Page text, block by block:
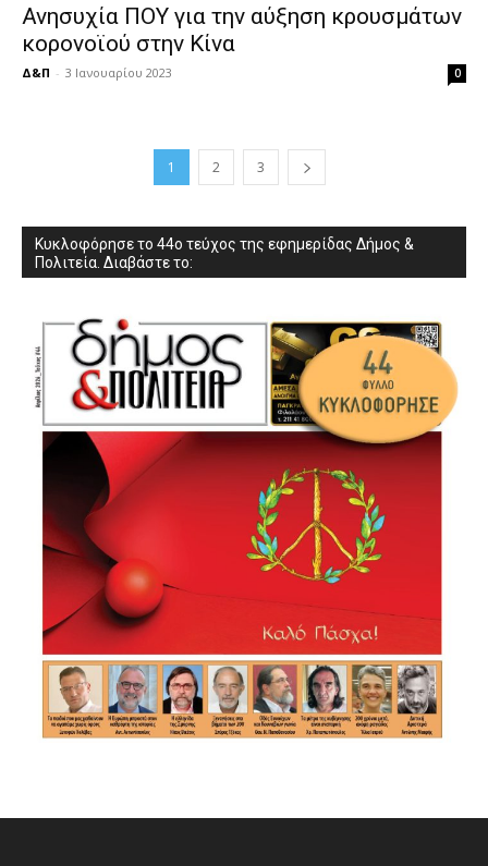
Ανησυχία ΠΟΥ για την αύξηση κρουσμάτων
κορονοϊού στην Κίνα
Δ&Π - 3 Ιανουαρίου 2023 0
1 2 3
Κυκλοφόρησε το 44ο τεύχος της εφημερίδας Δήμος &
Πολιτεία. Διαβάστε το: